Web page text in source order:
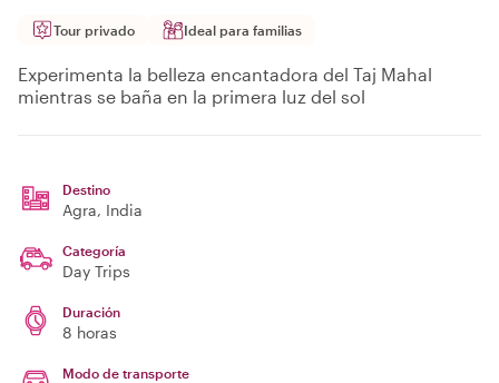
Tour privado Ideal para familias
Experimenta la belleza encantadora del Taj Mahal
mientras se baña en la primera luz del sol
Destino
Agra, India
Categoría
Day Trips
Duración
8 horas
Modo de transporte